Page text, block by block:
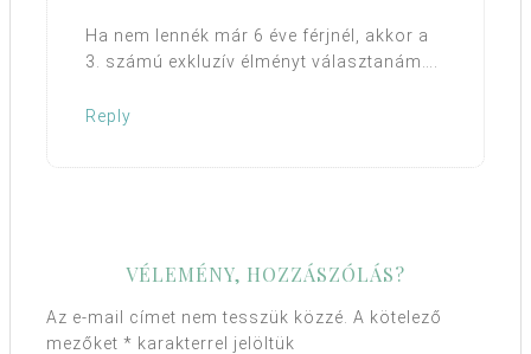
Ha nem lennék már 6 éve férjnél, akkor a
3. számú exkluzív élményt választanám….
Reply
VÉLEMÉNY, HOZZÁSZÓLÁS?
Az e-mail címet nem tesszük közzé. A kötelező
mezőket * karakterrel jelöltük